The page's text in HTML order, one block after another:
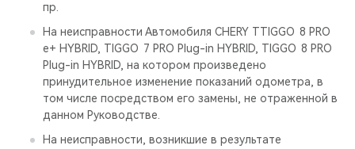
пр.
На неисправности Автомобиля CHERY TTIGGO 8 PRO
е+ HYBRID, TIGGO 7 PRO Plug-in HYBRID, TIGGO 8 PRO
Plug-in HYBRID, на котором произведено
принудительное изменение показаний одометра, в
том числе посредством его замены, не отраженной в
данном Руководстве.
На неисправности, возникшие в результате